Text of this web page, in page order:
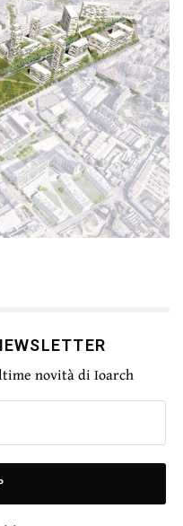
novità di Ioarch